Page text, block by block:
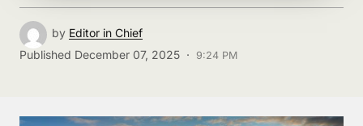
by Editor in Chief
Published December 07, 2025 · 9:24 PM